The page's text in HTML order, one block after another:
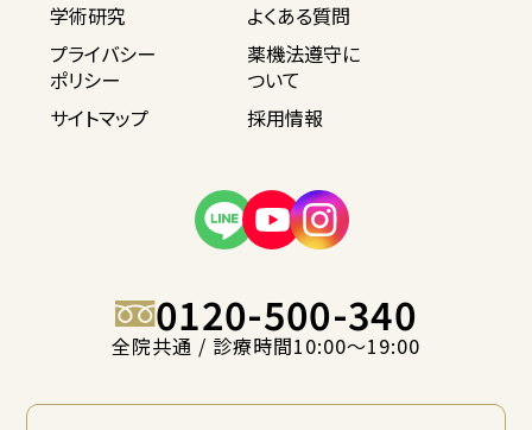
学術研究
よくある質問
プライバシー
ポリシー
薬機法遵守に
ついて
サイトマップ
採用情報
0120-500-340
全院共通 / 診療時間10:00〜19:00